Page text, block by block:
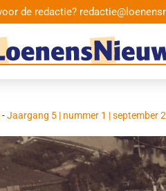
de redactie?
-Jaargang 5 | nummer 1 | september